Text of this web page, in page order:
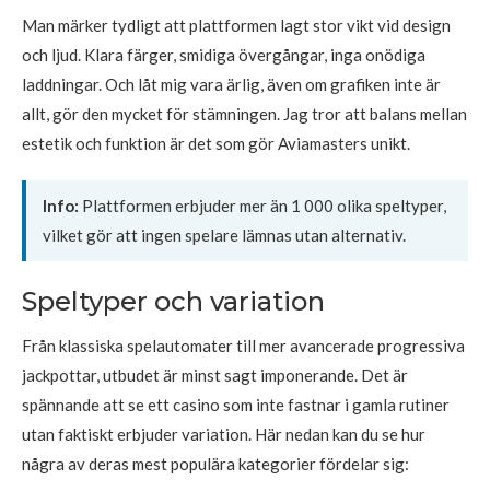
Man märker tydligt att plattformen lagt stor vikt vid design
och ljud. Klara färger, smidiga övergångar, inga onödiga
laddningar. Och låt mig vara ärlig, även om grafiken inte är
allt, gör den mycket för stämningen. Jag tror att balans mellan
estetik och funktion är det som gör Aviamasters unikt.
Info: Plattformen erbjuder mer än 1 000 olika speltyper,
vilket gör att ingen spelare lämnas utan alternativ.
Speltyper och variation
Från klassiska spelautomater till mer avancerade progressiva
jackpottar, utbudet är minst sagt imponerande. Det är
spännande att se ett casino som inte fastnar i gamla rutiner
utan faktiskt erbjuder variation. Här nedan kan du se hur
några av deras mest populära kategorier fördelar sig: